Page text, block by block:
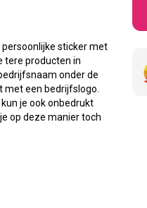
sticker met
tere producten in
onder de
met een bedrijfslogo.
je ook onbedrukt
op deze manier toch